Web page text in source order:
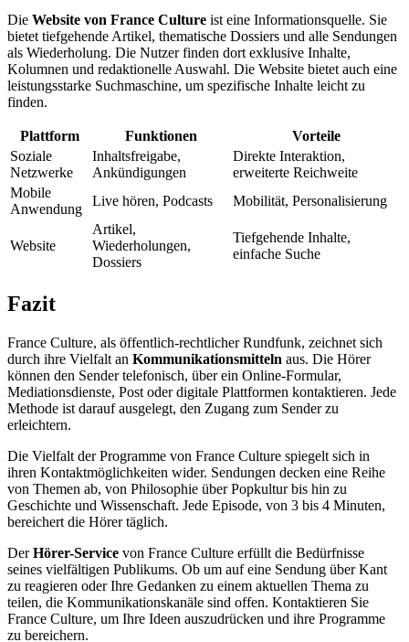
Die Website von France Culture ist eine Informationsquelle. Sie
bietet tiefgehende Artikel, thematische Dossiers und alle Sendungen
als Wiederholung. Die Nutzer finden dort exklusive Inhalte,
Kolumnen und redaktionelle Auswahl. Die Website bietet auch eine
leistungsstarke Suchmaschine, um spezifische Inhalte leicht zu
finden.
Plattform Funktionen
Vorteile
Soziale
Netzwerke
Inhaltsfreigabe,
Ankündigungen
Direkte Interaktion,
erweiterte Reichweite
Mobile
Anwendung
Live hören, Podcasts Mobilität, Personalisierung
Website
Artikel,
Wiederholungen,
Dossiers
Tiefgehende Inhalte,
einfache Suche
Fazit
France Culture, als öffentlich-rechtlicher Rundfunk, zeichnet sich
durch ihre Vielfalt an Kommunikationsmitteln aus. Die Hörer
können den Sender telefonisch, über ein Online-Formular,
Mediationsdienste, Post oder digitale Plattformen kontaktieren. Jede
Methode ist darauf ausgelegt, den Zugang zum Sender zu
erleichtern.
Die Vielfalt der Programme von France Culture spiegelt sich in
ihren Kontaktmöglichkeiten wider. Sendungen decken eine Reihe
von Themen ab, von Philosophie über Popkultur bis hin zu
Geschichte und Wissenschaft. Jede Episode, von 3 bis 4 Minuten,
bereichert die Hörer täglich.
DerHörer-Service von France Culture erfüllt die Bedürfnisse
seines vielfältigen Publikums. Ob um auf eine Sendung über Kant
zu reagieren oder Ihre Gedanken zu einem aktuellen Thema zu
teilen, die Kommunikationskanäle sind offen. Kontaktieren Sie
France Culture, um Ihre Ideen auszudrücken und ihre Programme
zu bereichern.